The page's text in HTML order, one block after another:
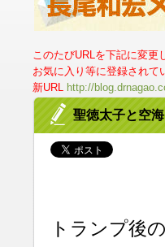
このたびURLを下記に変更
お気に入り等に登録されて
新URL http://
聖徳太子と空海
トランプ後